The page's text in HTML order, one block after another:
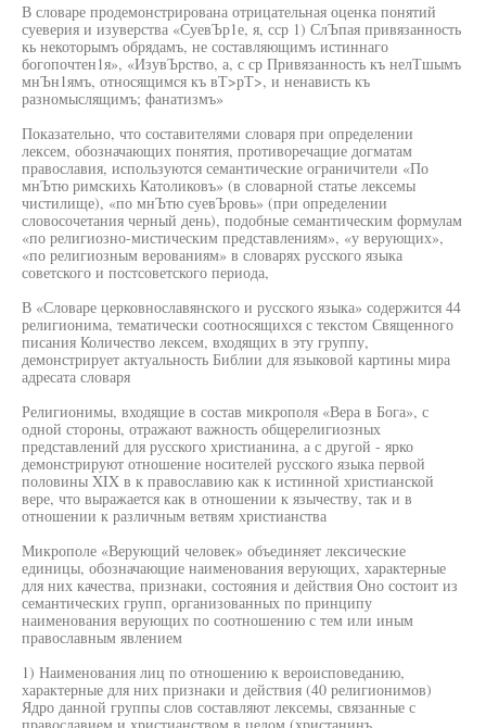
В словаре продемонстрирована отрицательная оценка понятий
суеверия и изуверства «СуевЪр1е, я, сср 1) СлЪпая привязанность
кь некоторымъ обрядамъ, не составляющимъ истиннаго
богопочтен1я», «ИзувЪрство, а, с ср Привязанность къ нелТшымъ
мнЪн1ямъ, относящимся къ вТ>рТ>, и ненависть къ
разномыслящимъ; фанатизмъ»
Показательно, что составителями словаря при определении
лексем, обозначающих понятия, противоречащие догматам
православия, используются семантические ограничители «По
мнЪтю римскихь Католиковъ» (в словарной статье лексемы
чистилище), «по мнЪтю суевЪровь» (при определении
словосочетания черный день), подобные семантическим формулам
«по религиозно-мистическим представлениям», «у верующих»,
«по религиозным верованиям» в словарях русского языка
советского и постсоветского периода,
В «Словаре церковнославянского и русского языка» содержится 44
религионима, тематически соотносящихся с текстом Священного
писания Количество лексем, входящих в эту группу,
демонстрирует актуальность Библии для языковой картины мира
адресата словаря
Религионимы, входящие в состав микрополя «Вера в Бога», с
одной стороны, отражают важность общерелигиозных
представлений для русского христианина, а с другой - ярко
демонстрируют отношение носителей русского языка первой
половины XIX в к православию как к истинной христианской
вере, что выражается как в отношении к язычеству, так и в
отношении к различным ветвям христианства
Микрополе «Верующий человек» объединяет лексические
единицы, обозначающие наименования верующих, характерные
для них качества, признаки, состояния и действия Оно состоит из
семантических групп, организованных по принципу
наименования верующих по соотношению с тем или иным
православным явлением
1) Наименования лиц по отношению к вероисповеданию,
характерные для них признаки и действия (40 религионимов)
Ядро данной группы слов составляют лексемы, связанные с